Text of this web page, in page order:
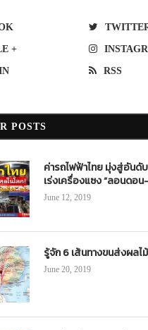
+
RSS
POSTS
ค่ารถไฟฟ้าไทย มุ่งสู่อันดั
เร่งเครื่องแซง “ลอนดอ
June 12, 2019
รู้จัก 6 เส้นทางขนส่งผลไ
June 20, 2019